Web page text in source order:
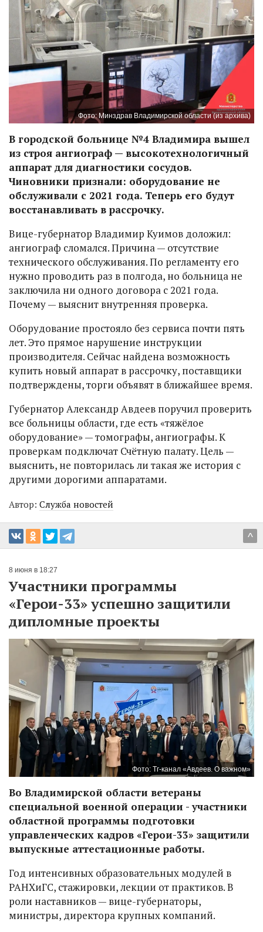
Фото: Минздрав Владимирской области (из архива)
В городской больнице №4 Владимира вышел
из строя ангиограф — высокотехнологичный
аппарат для диагностики сосудов.
Чиновники признали: оборудование не
обслуживали с 2021 года. Теперь его будут
восстанавливать в рассрочку.
Вице-губернатор Владимир Куимов доложил:
ангиограф сломался. Причина — отсутствие
технического обслуживания. По регламенту его
нужно проводить раз в полгода, но больница не
заключила ни одного договора с 2021 года.
Почему — выяснит внутренняя проверка.
Оборудование простояло без сервиса почти пять
лет. Это прямое нарушение инструкции
производителя. Сейчас найдена возможность
купить новый аппарат в рассрочку, поставщики
подтверждены, торги объявят в ближайшее время.
Губернатор Александр Авдеев поручил проверить
все больницы области, где есть «тяжёлое
оборудование» — томографы, ангиографы. К
проверкам подключат Счётную палату. Цель —
выяснить, не повторилась ли такая же история с
другими дорогими аппаратами.
Автор: Служба новостей
^
8 июня в 18:27
Участники программы
«Герои-33» успешно защитили
дипломные проекты
Фото: Тг-канал «Авдеев. О важном»
Во Владимирской области ветераны
специальной военной операции - участники
областной программы подготовки
управленческих кадров «Герои-33» защитили
выпускные аттестационные работы.
Год интенсивных образовательных модулей в
РАНХиГС, стажировки, лекции от практиков. В
роли наставников — вице-губернаторы,
министры, директора крупных компаний.